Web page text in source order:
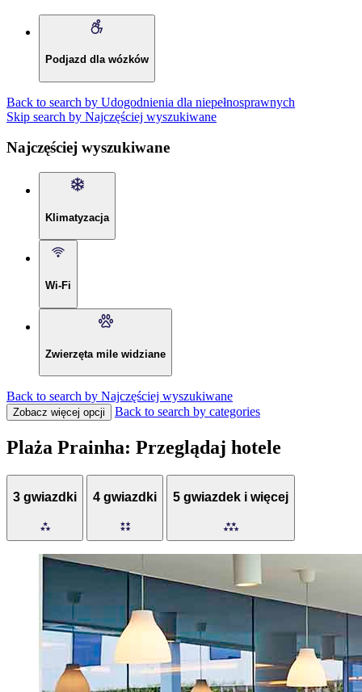
Podjazd dla wózków
Back to search by Udogodnienia dla niepełnosprawnych
Skip search by Najczęściej wyszukiwane
Najczęściej wyszukiwane
Klimatyzacja
Wi-Fi
Zwierzęta mile widziane
Back to search by Najczęściej wyszukiwane
Zobacz więcej opcji Back to search by categories
Plaża Prainha: Przeglądaj hotele
3 gwiazdki 4 gwiazdki 5 gwiazdek i więcej